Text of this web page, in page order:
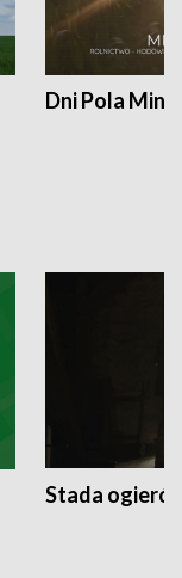
Dni Pola
Stada